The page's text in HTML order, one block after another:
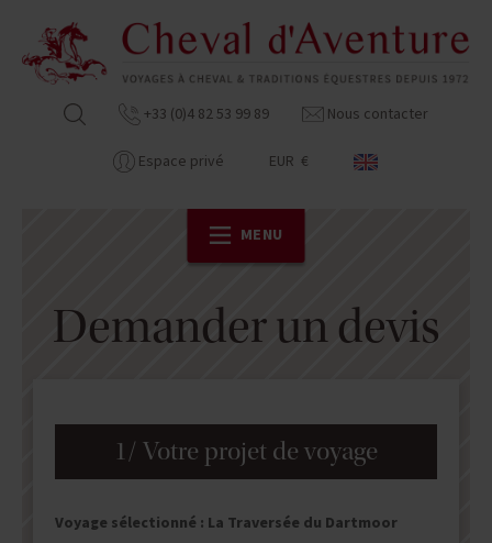
+33 (0)4 82 53 99 89 Nous contacter
Espace privé EUR €
MENU
Demander un devis
1/ Votre projet de voyage
Voyage sélectionné : La Traversée du Dartmoor